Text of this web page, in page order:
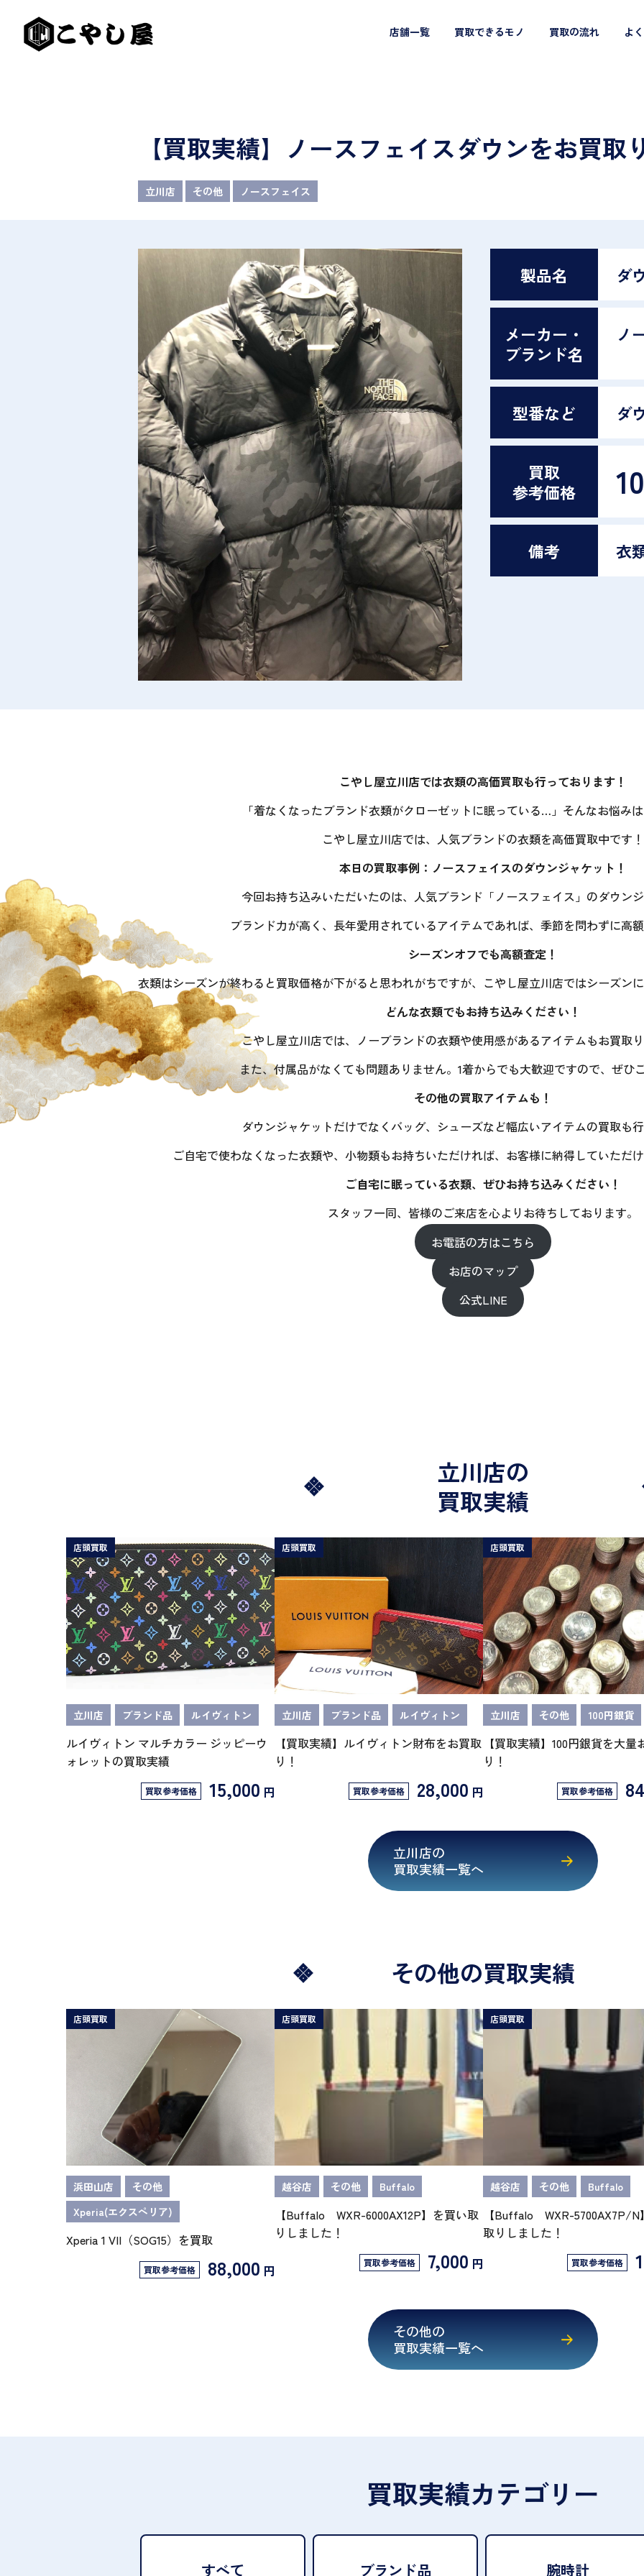
店舗一覧 買取できるモノ 買取の流れ よ
【買取実績】ノースフェイスダウンをお買取
立川店 その他 ノースフェイス
製品名 ダ
メーカー・
ブランド名
ノ
型番など ダ
買取
参考価格
備考 衣
こやし屋立川店では衣類の高価買取も行っております！
「着なくなったブランド衣類がクローゼットに眠っている…」そんなお悩み
こやし屋立川店では、人気ブランドの衣類を高価買取中です！
本日の買取事例：ノースフェイスのダウンジャケット！
今回お持ち込みいただいたのは、人気ブランド「ノースフェイス」のダウン
ブランド力が高く、長年愛用されているアイテムであれば、季節を問わずに高
シーズンオフでも高額査定！
衣類はシーズンが終わると買取価格が下がると思われがちですが、こやし屋立川店ではシーズン
どんな衣類でもお持ち込みください！
こやし屋立川店では、ノーブランドの衣類や使用感があるアイテムもお買取
また、付属品がなくても問題ありません。1着からでも大歓迎ですので、ぜひ
その他の買取アイテムも！
ダウンジャケットだけでなくバッグ、シューズなど幅広いアイテムの買取も
ご自宅で使わなくなった衣類や、小物類もお持ちいただければ、お客様に納得していただ
ご自宅に眠っている衣類、ぜひお持ち込みください！
スタッフ一同、皆様のご来店を心よりお待ちしております。
お電話の方はこちら
お店のマップ
公式LINE
立川店の
買取実績
店頭買取
立川店 ブランド品 ルイヴィトン
ルイヴィトン マルチカラー ジッピーウ
ォレットの買取実績
買取参考価格 15,000 円
店頭買取
立川店 ブランド品 ルイヴィトン
【買取実績】ルイヴィトン財布をお買取
り！
買取参考価格 28,000 円
店頭買取
立川店 その他 100円銀貨
【買取実績】100円銀貨を大量
り！
買取参考価格
立川店の
買取実績一覧へ
その他の買取実績
店頭買取
浜田山店
その他
Xperia(エクスペリア)
Xperia 1 VII（SOG15）を買取
買取参考価格 88,000 円
店頭買取
越谷店 その他 Buffalo
【Buffalo WXR-6000AX12P】を買い取
りしました！
買取参考価格 7,000 円
店頭買取
越谷店 その他 Buffalo
【Buffalo WXR-5700AX7P/N
取りしました！
買取参考価格
その他の
買取実績一覧へ
買取実績カテゴリー
すべて ブランド品 腕時計